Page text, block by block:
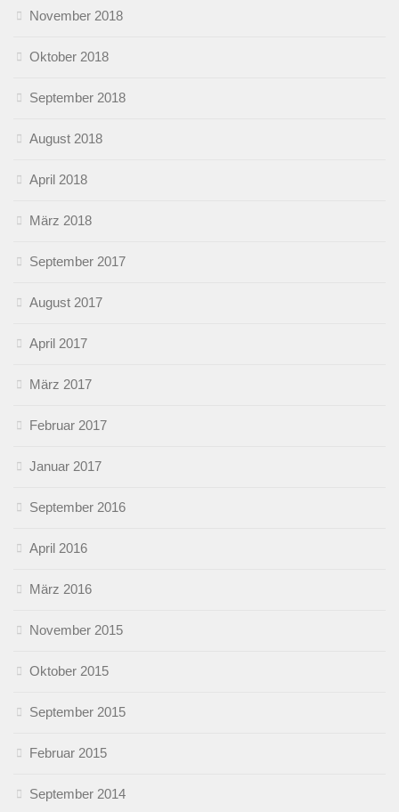
November 2018
Oktober 2018
September 2018
August 2018
April 2018
März 2018
September 2017
August 2017
April 2017
März 2017
Februar 2017
Januar 2017
September 2016
April 2016
März 2016
November 2015
Oktober 2015
September 2015
Februar 2015
September 2014